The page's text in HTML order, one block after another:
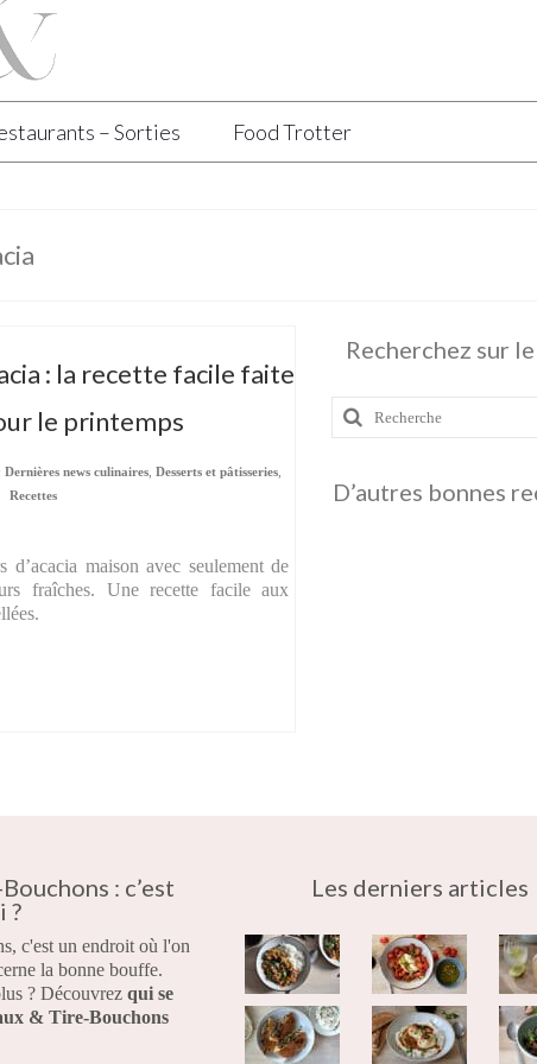
– Sorties Food Trotter
: la recette facile faite
le printemps
:Dernières news culinaires ,Desserts et pâtisseries
Recettes
maison avec seulement de
fraîches. Une recette facile aux
Recherchez sur
D’autres bonnes
: c’est
?
c'est un endroit où l'on
la bonne bouffe.
? Découvrez qui se
& Tire-Bouchons
Les derniers articles